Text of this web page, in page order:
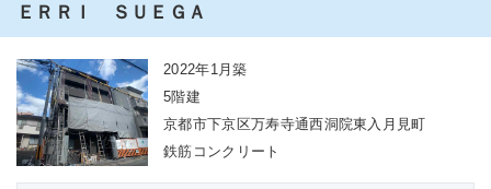
ＥＲＲＩ ＳＵＥＧＡ
2022年1月築
5階建
京都市下京区万寿寺通西洞院東入月見町
鉄筋コンクリート